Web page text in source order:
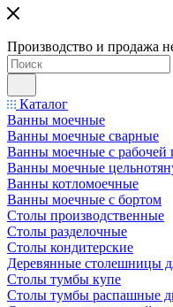
Производство и продажа
Каталог
Ванны моечные
Ванны моечные сварные
Ванны моечные с рабочей
Ванны моечные
Ванны котломоечные
Ванны моечные с бортом
Столы производственные
Столы разделочные
Столы кондитерские
Деревянные столешницы
Столы тумбы купе
Столы тумбы распашные